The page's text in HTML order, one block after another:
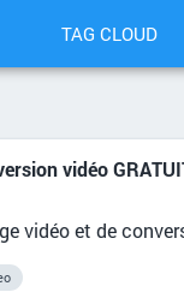
TAG CLOUD
vidéo
vidéo et de